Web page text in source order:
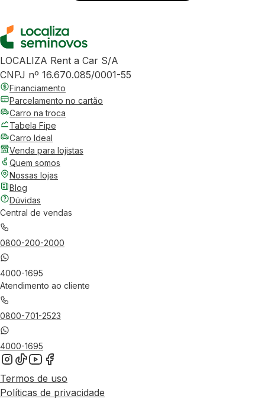
LOCALIZA Rent a Car S/A
CNPJ nº 16.670.085/0001-55
Financiamento
Parcelamento no cartão
Carro na troca
Tabela Fipe
Carro Ideal
Venda para lojistas
Quem somos
Nossas lojas
Blog
Dúvidas
Central de vendas
0800-200-2000
4000-1695
Atendimento ao cliente
0800-701-2523
4000-1695
Termos de uso
Políticas de privacidade